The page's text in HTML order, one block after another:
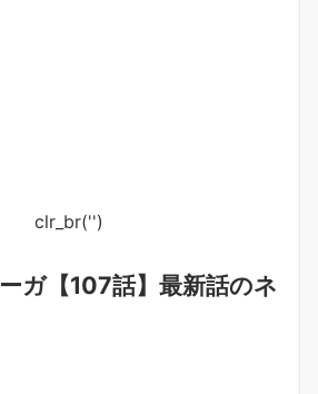
clr_br('')
ガ【107話】最新話のネ